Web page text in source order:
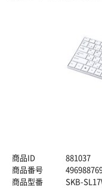
商品ID
881037
商品番号
商品型番
SKB-